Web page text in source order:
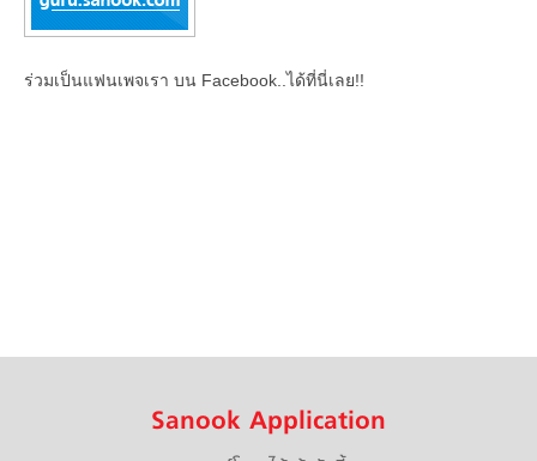
ร่วมเป็นแฟนเพจเรา บน Facebook..ได้ที่นี่เลย!!
Sanook Application